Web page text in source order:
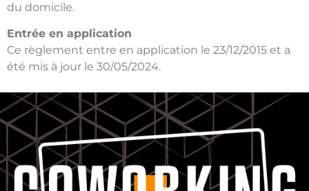
du domicile.
Entrée en application
Ce règlement entre en application le 23/12/2015 et a
été mis à jour le 30/05/2024.